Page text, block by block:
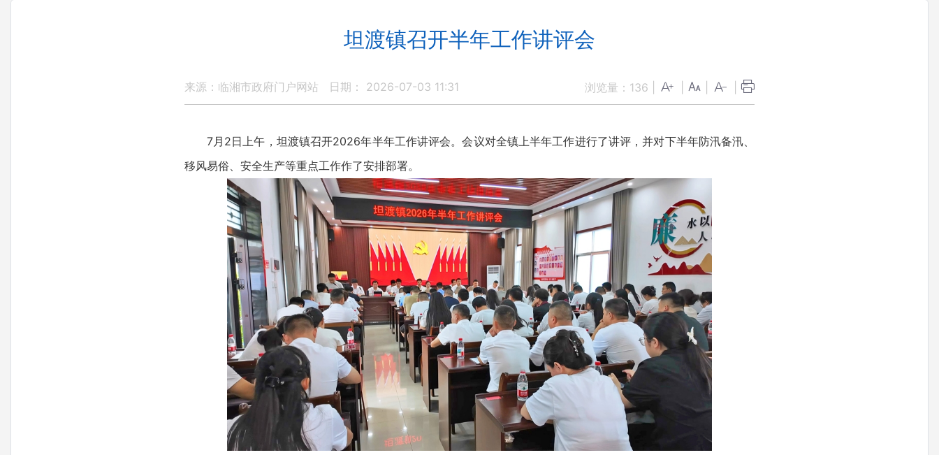
坦渡镇召开半年工作讲评会
来源：临湘市政府门户网站 日期： 2026-07-03 11:31 浏览量： 136
7月2日上午，坦渡镇召开2026年半年工作讲评会。会议对全镇上半年工作进行了讲评，并对下半年防汛备汛、
移风易俗、安全生产等重点工作作了安排部署。